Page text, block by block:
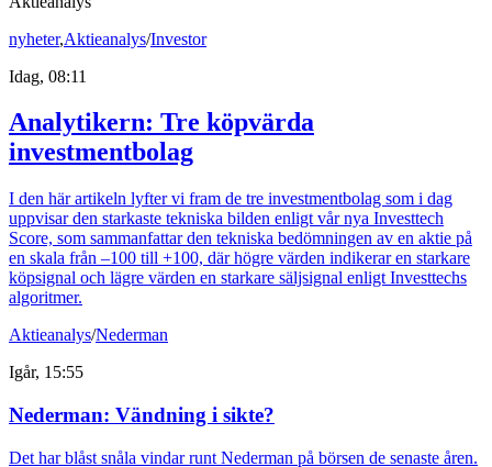
nyheter,Aktieanalys/Investor
Idag, 08:11
Analytikern: Tre köpvärda
investmentbolag
I den här artikeln lyfter vi fram de tre investmentbolag som i dag
uppvisar den starkaste tekniska bilden enligt vår nya Investtech
Score, som sammanfattar den tekniska bedömningen av en aktie på
en skala från –100 till +100, där högre värden indikerar en starkare
köpsignal och lägre värden en starkare säljsignal enligt Investtechs
algoritmer.
Aktieanalys/Nederman
Igår, 15:55
Nederman: Vändning i sikte?
Det har blåst snåla vindar runt Nederman på börsen de senaste åren.